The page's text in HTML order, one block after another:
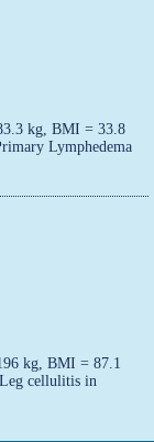
kg, BMI = 33.8
Lymphedema
kg, BMI = 87.1
cellulitis in